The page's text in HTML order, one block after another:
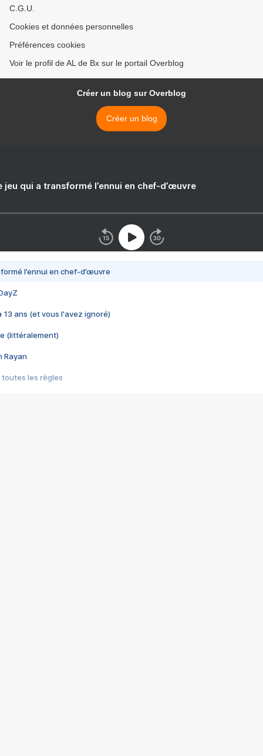
C.G.U.
Cookies et données personnelles
Préférences cookies
Voir le profil de AL de Bx sur le portail Overblog
Créer un blog sur Overblog
Créer un blog
jeu qui a transformé l’ennui en chef-d’œuvre
l’ennui en chef-d’œuvre
13 ans (et vous l'avez ignoré)
(littéralement)
Rayan
toutes les règles